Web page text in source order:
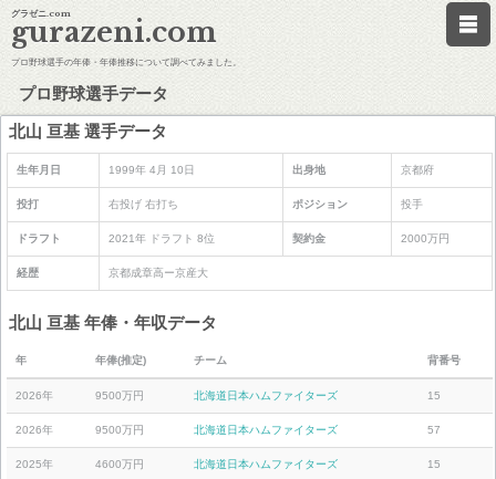
グラゼニ.com
gurazeni.com
プロ野球選手の年俸・年俸推移について調べてみました。
プロ野球選手データ
北山 亘基 選手データ
生年月日 1999年 4月 10日 出身地 京都府
投打 右投げ 右打ち ポジション 投手
ドラフト 2021年 ドラフト 8位 契約金 2000万円
経歴 京都成章高ー京産大
北山 亘基 年俸・年収データ
年 年俸(推定) チーム 背番号
2026年 9500万円 北海道日本ハムファイターズ 15
2026年 9500万円 北海道日本ハムファイターズ 57
2025年 4600万円 北海道日本ハムファイターズ 15